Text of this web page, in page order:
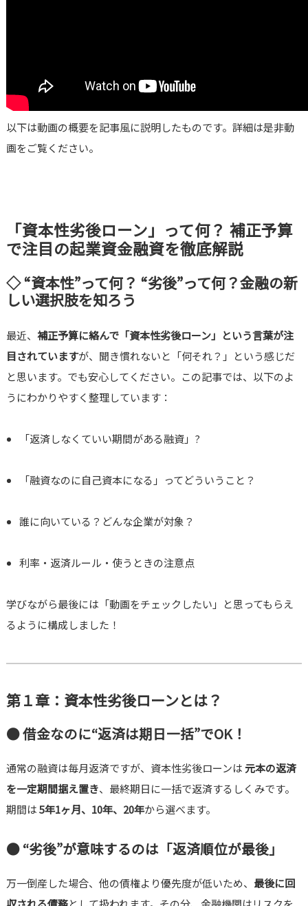
以下は動画の概要を記事風に説明したものです。詳細は是非動
画をご覧ください。
「資本性劣後ローン」って何？ 補正予算
で注目の起業資金融資を徹底解説
◇ “資本性”って何？ “劣後”って何？金融の新
しい選択肢を知ろう
最近、 補正予算に絡んで「資本性劣後ローン」という言葉が注
目されていますが、聞き慣れないと「何それ？」という感じだ
と思います。でも安心してください。この記事では、以下のよ
うにわかりやすく整理しています：
「返済しなくていい期間がある融資」?
「融資なのに自己資本になる」ってどういうこと？
誰に向いている？どんな企業が対象？
利率・返済ルール・使うときの注意点
学びながら最後には「動画をチェックしたい」と思ってもらえ
るように構成しました！
第１章：資本性劣後ローンとは？
● 借金なのに“返済は期日一括”でOK！
通常の融資は毎月返済ですが、資本性劣後ローンは 元本の返済
を一定期間据え置き、最終期日に一括で返済するしくみです。
期間は5年1ヶ月、10年、20年から選べます。
● “劣後”が意味するのは「返済順位が最後」
万一倒産した場合、他の債権より優先度が低いため、 最後に回